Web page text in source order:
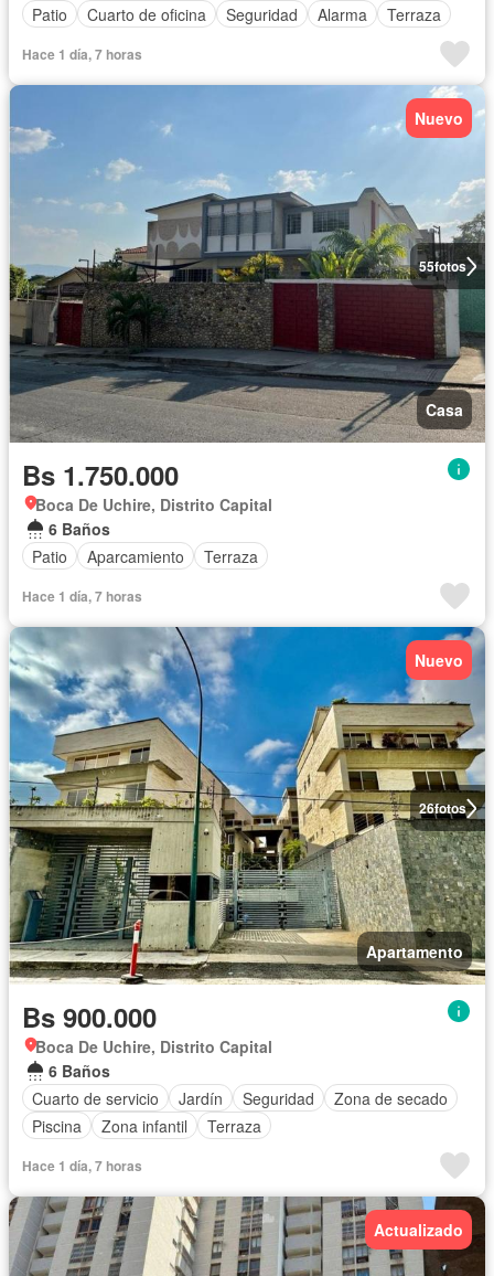
Patio Cuarto de oficina Seguridad Alarma Terraza
Hace 1 día, 7 horas
55fotos
Nuevo
Casa
Bs 1.750.000
Boca De Uchire, Distrito Capital
6 Baños
Patio
Aparcamiento Terraza
Hace 1 día, 7 horas
26fotos
Nuevo
Apartamento
Bs 900.000
Boca De Uchire, Distrito Capital
6 Baños
Cuarto de servicio
Jardín Seguridad
Zona de secado
Piscina
Zona infantil Terraza
Hace 1 día, 7 horas
Actualizado